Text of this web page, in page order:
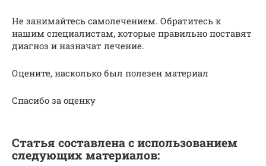
Не занимайтесь самолечением. Обратитесь к
нашим специалистам, которые правильно поставят
диагноз и назначат лечение.
Оцените, насколько был полезен материал
Спасибо за оценку
Статья составлена с использованием
следующих материалов: